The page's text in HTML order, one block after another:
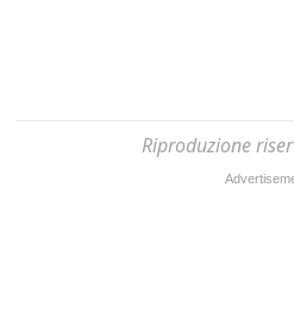
Riproduzione